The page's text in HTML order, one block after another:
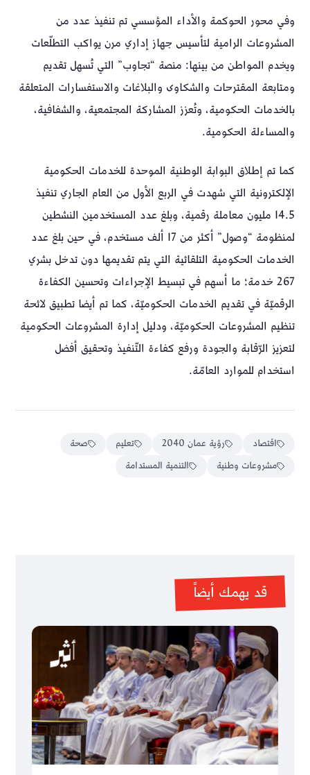
وفي محور الحوكمة والأداء المؤسسي تم تنفيذ عدد من
المشروعات الرامية لتأسيس جهاز إداري مرن يواكب التطلّعات
ويخدم المواطن من بينها: منصة “تجاوب” التي تُسهل تقديم
ومتابعة المقترحات والشكاوى والبلاغات والاستفسارات المتعلقة
بالخدمات الحكومية، وتُعزز المشاركة المجتمعية، والشفافية،
والمساءلة الحكومية.
كما تم إطلاق البوابة الوطنية الموحدة للخدمات الحكومية
الإلكترونية التي شهدت في الربع الأول من العام الجاري تنفيذ
14.5 مليون معاملة رقمية، وبلغ عدد المستخدمين النشطين
لمنظومة “وصول” أكثر من 17 ألف مستخدم، في حين بلغ عدد
الخدمات الحكومية التلقائية التي يتم تقديمها دون تدخل بشري
267 خدمة؛ ما أسهم في تبسيط الإجراءات وتحسين الكفاءة
الرقميّة في تقديم الخدمات الحكوميّة، كما تم أيضا تطبيق لائحة
تنظيم المشروعات الحكوميّة، ودليل إدارة المشروعات الحكومية
لتعزيز الرّقابة والجودة ورفع كفاءة التّنفيذ وتحقيق أفضل
استخدام للموارد العامّة.
اقتصاد رؤية عمان 2040 تعليم
صحة
مشروعات وطنية
التنمية المستدامة
قد يهمك أيضاً